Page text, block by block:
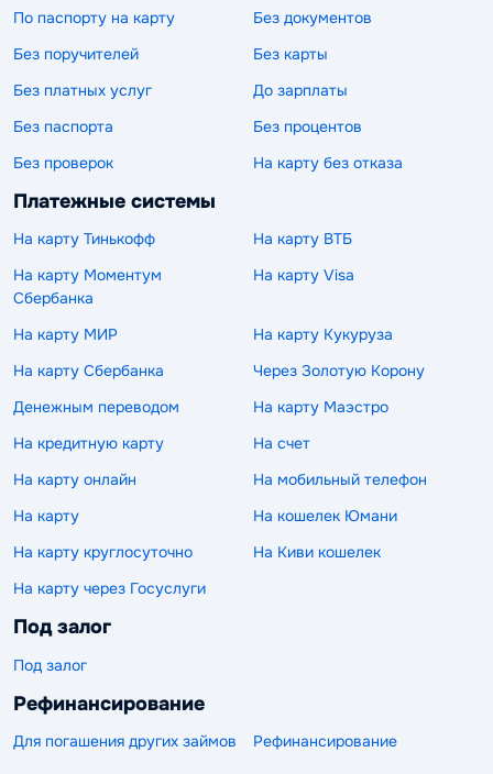
По паспорту на карту
Без документов
Без поручителей
Без карты
Без платных услуг
До зарплаты
Без паспорта
Без процентов
Без проверок
На карту без отказа
Платежные системы
На карту Тинькофф
На карту ВТБ
На карту Моментум
Сбербанка
На карту Visa
На карту МИР
На карту Кукуруза
На карту Сбербанка
Через Золотую Корону
Денежным переводом
На карту Маэстро
На кредитную карту
На счет
На карту онлайн
На мобильный телефон
На карту
На кошелек Юмани
На карту круглосуточно
На Киви кошелек
На карту через Госуслуги
Под залог
Под залог
Рефинансирование
Для погашения других займов Рефинансирование